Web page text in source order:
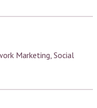
Marketing, Social